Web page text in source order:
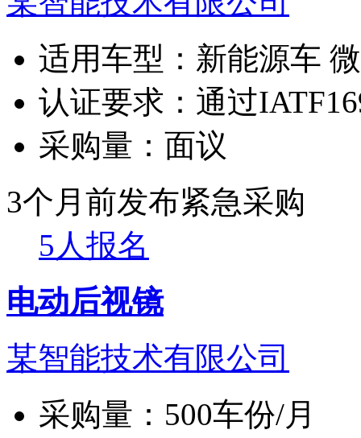
适用车型： 新能源车
认证要求： 通过
采购量： 面议
3个月前发布紧急采购
5人报名
电动后视镜
某智能技术有限公司
采购量： 500车份/月